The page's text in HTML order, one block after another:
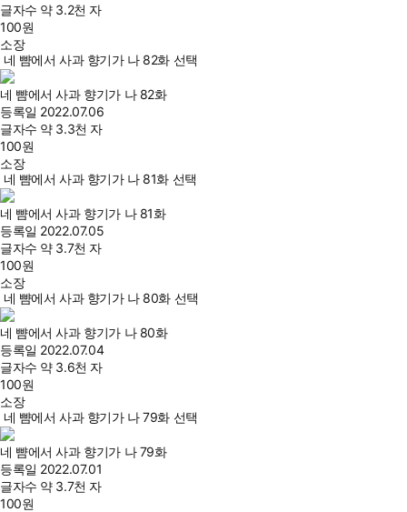
글자수 약 3.2천 자
100원
소장
네 뺨에서 사과 향기가 나 82화 선택
네 뺨에서 사과 향기가 나 82화
등록일 2022.07.06
글자수 약 3.3천 자
100원
소장
네 뺨에서 사과 향기가 나 81화 선택
네 뺨에서 사과 향기가 나 81화
등록일 2022.07.05
글자수 약 3.7천 자
100원
소장
네 뺨에서 사과 향기가 나 80화 선택
네 뺨에서 사과 향기가 나 80화
등록일 2022.07.04
글자수 약 3.6천 자
100원
소장
네 뺨에서 사과 향기가 나 79화 선택
네 뺨에서 사과 향기가 나 79화
등록일 2022.07.01
글자수 약 3.7천 자
100원